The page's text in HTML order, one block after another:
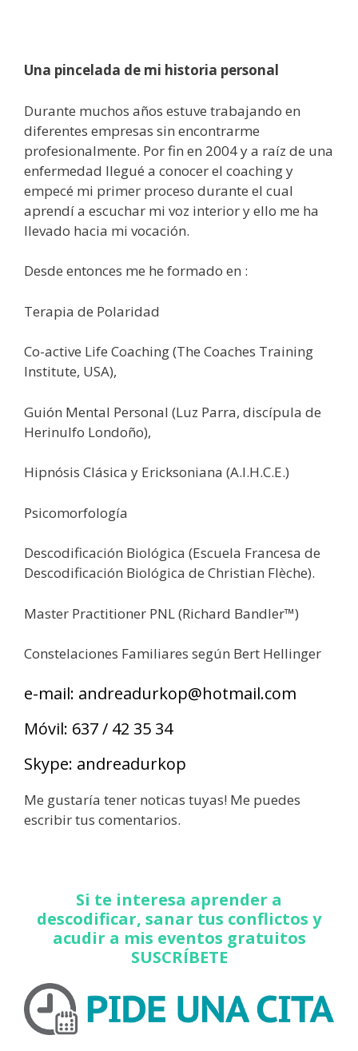
Una pincelada de mi historia personal
Durante muchos años estuve trabajando en
diferentes empresas sin encontrarme
profesionalmente. Por fin en 2004 y a raíz de una
enfermedad llegué a conocer el coaching y
empecé mi primer proceso durante el cual
aprendí a escuchar mi voz interior y ello me ha
llevado hacia mi vocación.
Desde entonces me he formado en :
Terapia de Polaridad
Co-active Life Coaching (The Coaches Training
Institute, USA),
Guión Mental Personal (Luz Parra, discípula de
Herinulfo Londoño),
Hipnósis Clásica y Ericksoniana (A.I.H.C.E.)
Psicomorfología
Descodificación Biológica (Escuela Francesa de
Descodificación Biológica de Christian Flèche).
Master Practitioner PNL (Richard Bandler™)
Constelaciones Familiares según Bert Hellinger
e-mail: andreadurkop@hotmail.com
Móvil: 637 / 42 35 34
Skype: andreadurkop
Me gustaría tener noticas tuyas! Me puedes
escribir tus comentarios.
Si te interesa aprender a
descodificar, sanar tus conflictos y
acudir a mis eventos gratuitos
SUSCRÍBETE